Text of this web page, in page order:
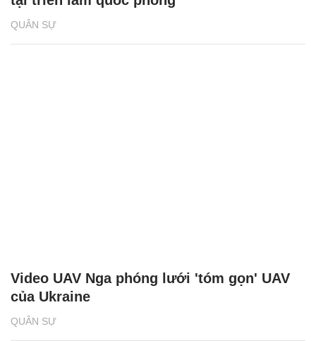
QUÂN SỰ
QUÂN SỰ
Video UAV Nga phóng lưới 'tóm gọn' UAV
của Ukraine